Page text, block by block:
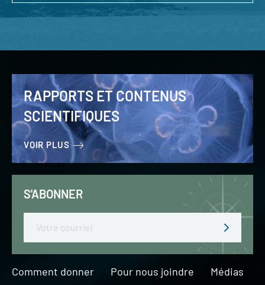
RAPPORTS ET CONTENUS
SCIENTIFIQUES
VOIR PLUS
S'ABONNER
Email
Comment donner Pour nous joindre
Médias